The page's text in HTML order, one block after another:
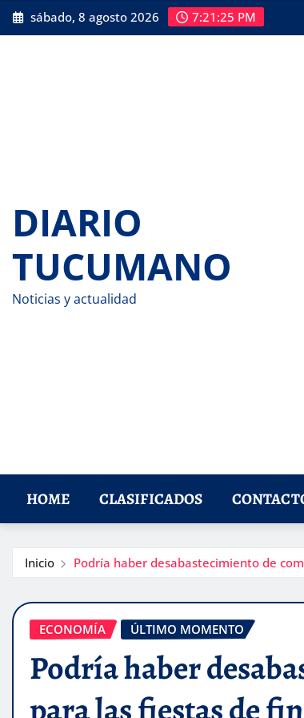
Saltar
al
sábado, 8 agosto 2026 7:21:26 PM
DIARIO
TUCUMANO
Noticias y actualidad
HOME CLASIFICADOS
Inicio Podría haber desabastecimiento de
ECONOMÍA ÚLTIMO MOMENTO
Podría haber